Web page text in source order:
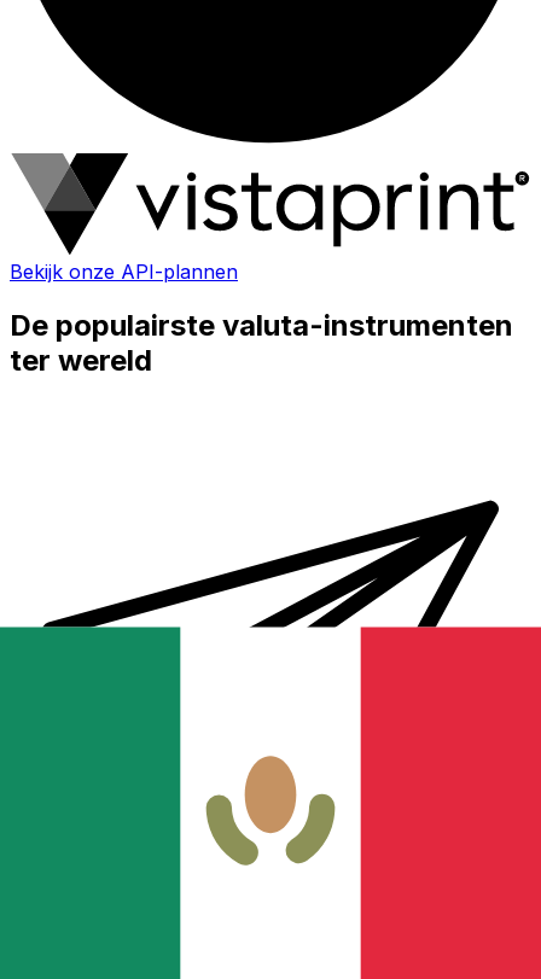
Bekijk onze API-plannen
De populairste valuta-instrumenten
ter wereld